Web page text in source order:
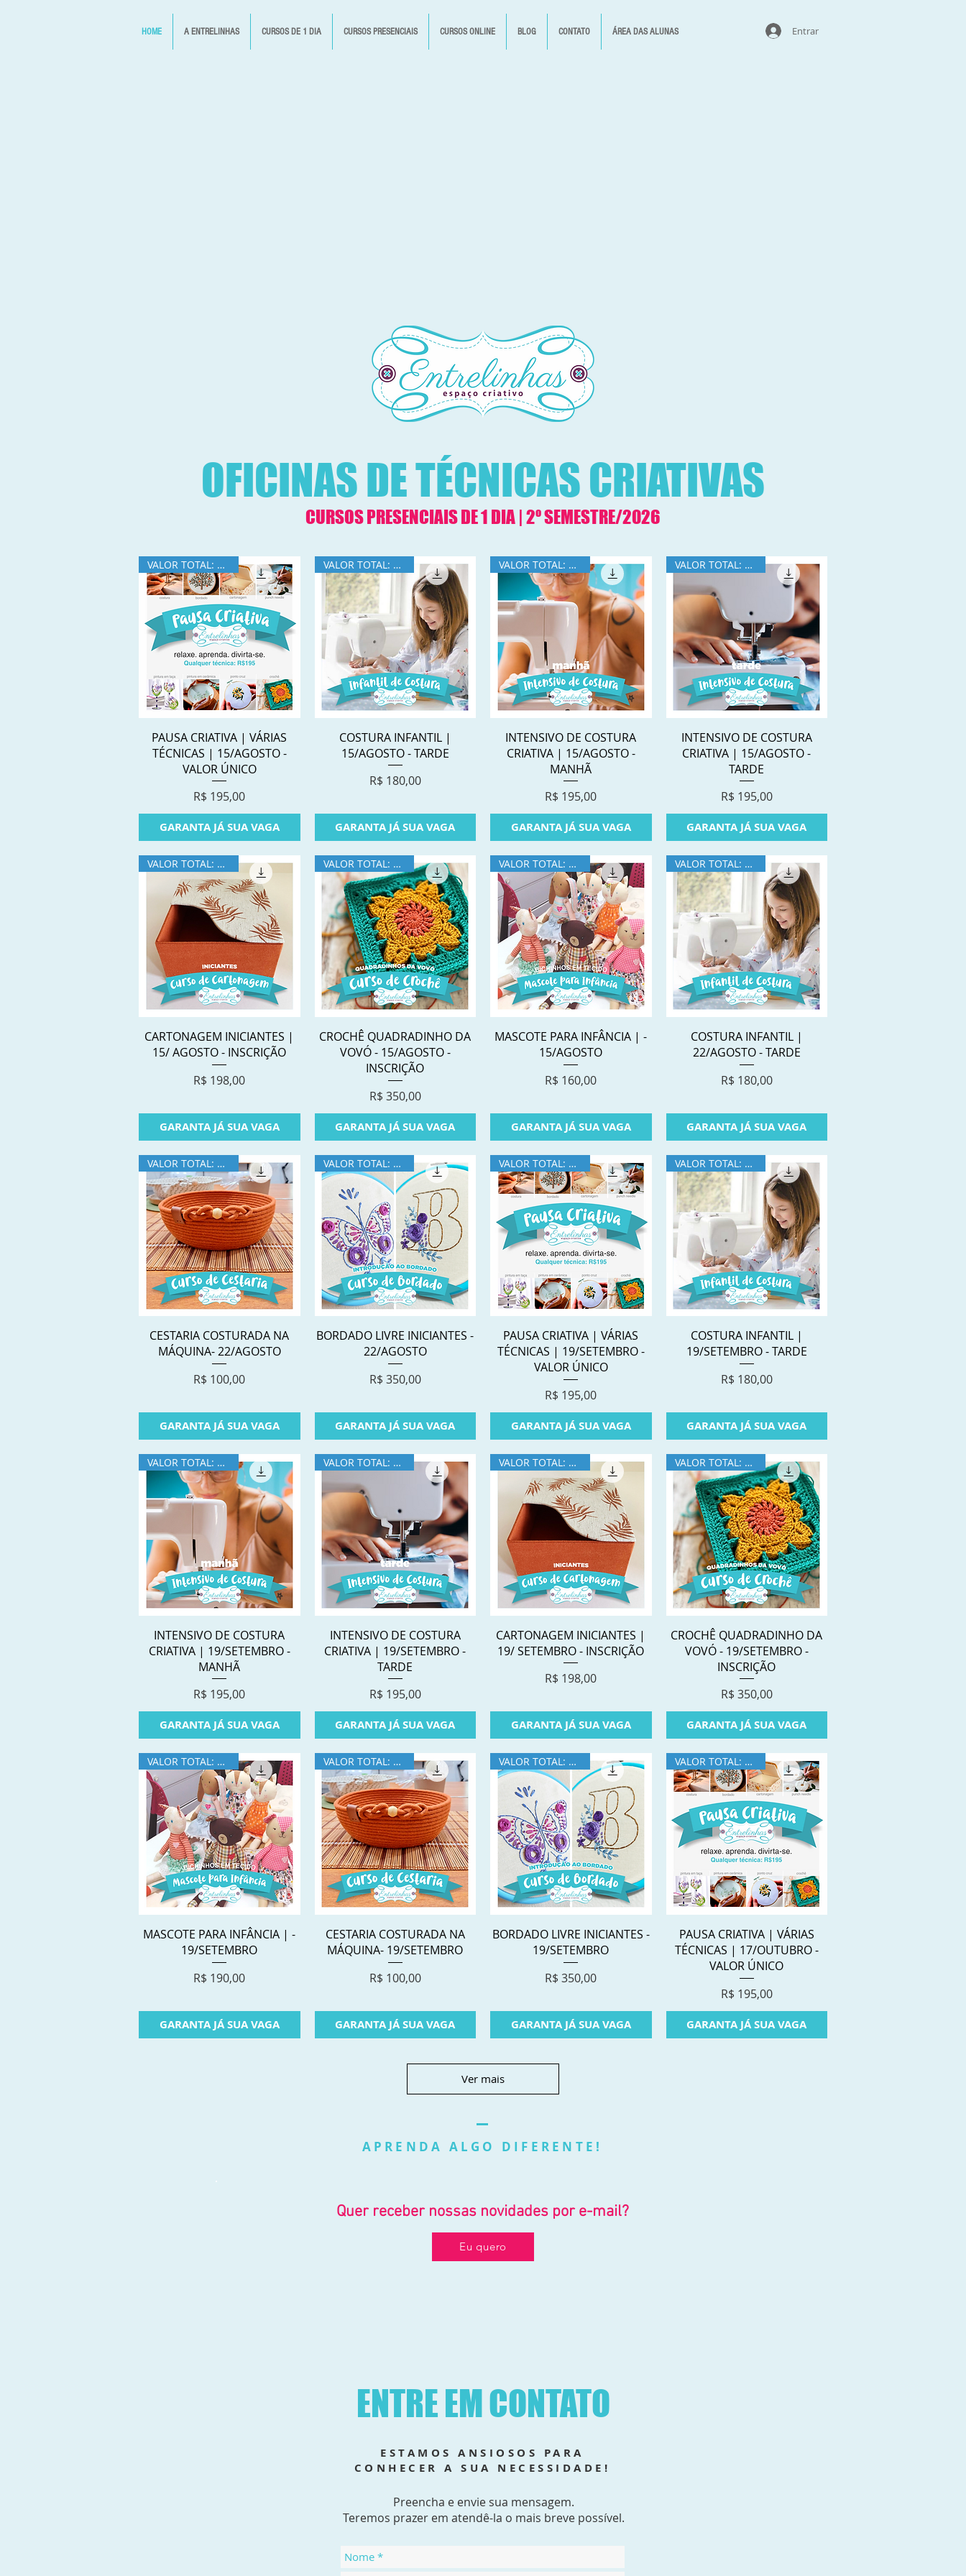
HOME A ENTRELINHAS CURSOS DE 1 DIA CURSOS PRESENCIAIS CURSOS ONLINE BLOG CONTATO ÁREA DAS ALUNAS Entrar
OFICINAS DE TÉCNICAS CRIATIVAS
CURSOS PRESENCIAIS DE 1 DIA | 2º SEMESTRE/2026
Visualização rápida
VALOR TOTAL: R$195
PAUSA CRIATIVA | VÁRIAS
TÉCNICAS | 15/AGOSTO -
VALOR ÚNICO
Preço
R$ 195,00
GARANTA JÁ SUA VAGA
Visualização rápida
VALOR TOTAL: R$360
COSTURA INFANTIL |
15/AGOSTO - TARDE
Preço
R$ 180,00
GARANTA JÁ SUA VAGA
Visualização rápida
VALOR TOTAL: R$390
INTENSIVO DE COSTURA
CRIATIVA | 15/AGOSTO -
MANHÃ
Preço
R$ 195,00
GARANTA JÁ SUA VAGA
Visualização rápida
VALOR TOTAL: R$390
INTENSIVO DE COSTURA
CRIATIVA | 15/AGOSTO -
TARDE
Preço
R$ 195,00
GARANTA JÁ SUA VAGA
Visualização rápida
VALOR TOTAL: R$396
CARTONAGEM INICIANTES |
15/ AGOSTO - INSCRIÇÃO
Preço
R$ 198,00
GARANTA JÁ SUA VAGA
Visualização rápida
VALOR TOTAL: R$350
CROCHÊ QUADRADINHO DA
VOVÓ - 15/AGOSTO -
INSCRIÇÃO
Preço
R$ 350,00
GARANTA JÁ SUA VAGA
Visualização rápida
VALOR TOTAL: R$360
MASCOTE PARA INFÂNCIA | -
15/AGOSTO
Preço
R$ 160,00
GARANTA JÁ SUA VAGA
Visualização rápida
VALOR TOTAL: R$360
COSTURA INFANTIL |
22/AGOSTO - TARDE
Preço
R$ 180,00
GARANTA JÁ SUA VAGA
Visualização rápida
VALOR TOTAL: R$280
CESTARIA COSTURADA NA
MÁQUINA- 22/AGOSTO
Preço
R$ 100,00
GARANTA JÁ SUA VAGA
Visualização rápida
VALOR TOTAL: R$350
BORDADO LIVRE INICIANTES -
22/AGOSTO
Preço
R$ 350,00
GARANTA JÁ SUA VAGA
Visualização rápida
VALOR TOTAL: R$195
PAUSA CRIATIVA | VÁRIAS
TÉCNICAS | 19/SETEMBRO -
VALOR ÚNICO
Preço
R$ 195,00
GARANTA JÁ SUA VAGA
Visualização rápida
VALOR TOTAL: R$360
COSTURA INFANTIL |
19/SETEMBRO - TARDE
Preço
R$ 180,00
GARANTA JÁ SUA VAGA
Visualização rápida
VALOR TOTAL: R$390
INTENSIVO DE COSTURA
CRIATIVA | 19/SETEMBRO -
MANHÃ
Preço
R$ 195,00
GARANTA JÁ SUA VAGA
Visualização rápida
VALOR TOTAL: R$390
INTENSIVO DE COSTURA
CRIATIVA | 19/SETEMBRO -
TARDE
Preço
R$ 195,00
GARANTA JÁ SUA VAGA
Visualização rápida
VALOR TOTAL: R$396
CARTONAGEM INICIANTES |
19/ SETEMBRO - INSCRIÇÃO
Preço
R$ 198,00
GARANTA JÁ SUA VAGA
Visualização rápida
VALOR TOTAL: R$350
CROCHÊ QUADRADINHO DA
VOVÓ - 19/SETEMBRO -
INSCRIÇÃO
Preço
R$ 350,00
GARANTA JÁ SUA VAGA
Visualização rápida
VALOR TOTAL: R$360
MASCOTE PARA INFÂNCIA | -
19/SETEMBRO
Preço
R$ 190,00
GARANTA JÁ SUA VAGA
Visualização rápida
VALOR TOTAL: R$280
CESTARIA COSTURADA NA
MÁQUINA- 19/SETEMBRO
Preço
R$ 100,00
GARANTA JÁ SUA VAGA
Visualização rápida
VALOR TOTAL: R$350
BORDADO LIVRE INICIANTES -
19/SETEMBRO
Preço
R$ 350,00
GARANTA JÁ SUA VAGA
Visualização rápida
VALOR TOTAL: R$195
PAUSA CRIATIVA | VÁRIAS
TÉCNICAS | 17/OUTUBRO -
VALOR ÚNICO
Preço
R$ 195,00
GARANTA JÁ SUA VAGA
Ver mais
APRENDA ALGO DIFERENTE!
Quer receber nossas novidades por e-mail?
Eu quero
Preencha e envie sua mensagem.
Teremos prazer em atendê-la o mais breve possível.
ENTRE EM CONTATO
ESTAMOS ANSIOSOS PARA
CONHECER A SUA NECESSIDADE!